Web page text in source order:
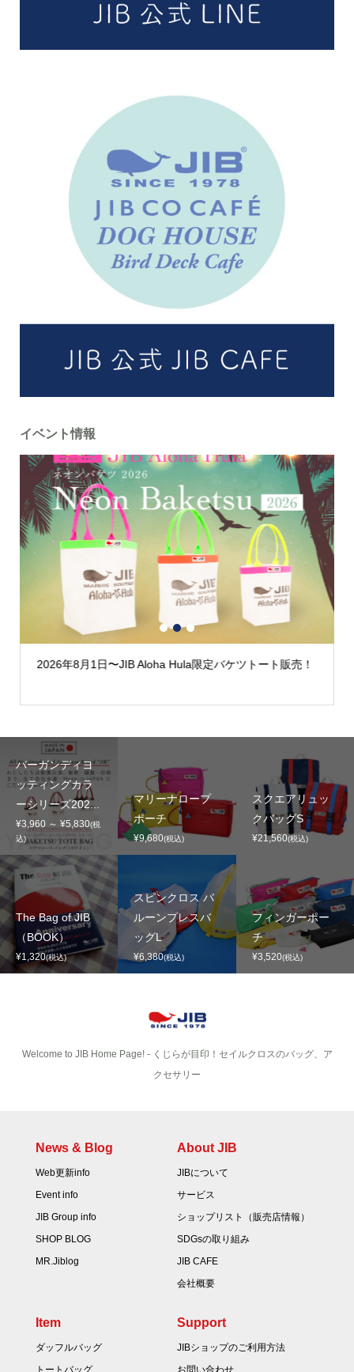
イベント情報
2026年8月1日〜JIB Aloha Hula限定バケツトート販売！
1 2 3
バーガンディヨ
ッティングカラ
ーシリーズ202...
¥3,960 ～ ¥5,830(税
込)
マリーナロープ
ポーチ
¥9,680(税込)
スクエアリュッ
クバッグS
¥21,560(税込)
The Bag of JIB
（BOOK）
¥1,320(税込)
スピンクロス バ
ルーンプレスバ
ッグL
¥6,380(税込)
フィンガーポー
チ
¥3,520(税込)
Welcome to JIB Home Page! ‐ くじらが目印！セイルクロスのバッグ、ア
クセサリー
News & Blog
Web更新info
Event info
JIB Group info
SHOP BLOG
MR.Jiblog
About JIB
JIBについて
サービス
ショップリスト（販売店情報）
SDGsの取り組み
JIB CAFE
会社概要
Item
ダッフルバッグ
トートバッグ
Support
JIBショップのご利用方法
お問い合わせ